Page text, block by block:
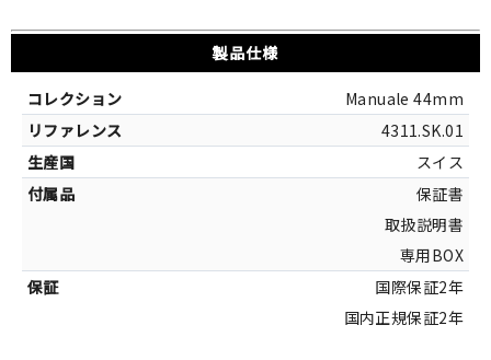
製品仕様
Manuale 44mm
4311.SK.01
スイス
保証書
取扱説明書
専用BOX
国際保証2年
国内正規保証2年